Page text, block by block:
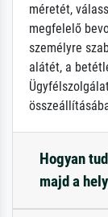
méretét,
megfelelő
személyre
alátét, a
Hogyan
majd a